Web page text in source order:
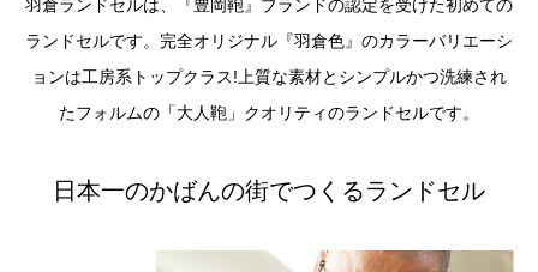
羽倉ランドセルは、『豊岡鞄』ブランドの認定を受けた初めての
ランドセルです。完全オリジナル『羽倉色』のカラーバリエーシ
ョンは工房系トップクラス!上質な素材とシンプルかつ洗練され
たフォルムの「大人鞄」クオリティのランドセルです。
日本一のかばんの街でつくるランドセル